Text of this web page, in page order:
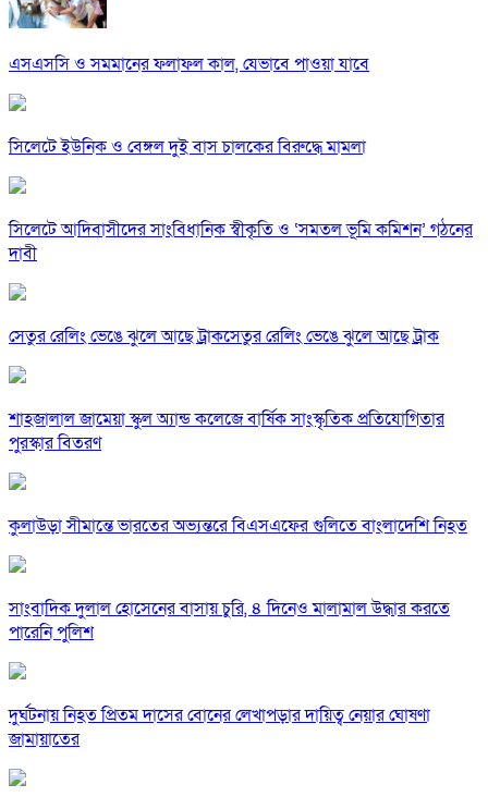
এসএসসি ও সমমানের ফলাফল কাল, যেভাবে পাওয়া যাবে
সিলেটে ইউনিক ও বেঙ্গল দুই বাস চালকের বিরুদ্ধে মামলা
সিলেটে আদিবাসীদের সাংবিধানিক স্বীকৃতি ও ‘সমতল ভূমি কমিশন’ গঠনের
দাবী
সেতুর রেলিং ভেঙে ঝুলে আছে ট্রাকসেতুর রেলিং ভেঙে ঝুলে আছে ট্রাক
শাহজালাল জামেয়া স্কুল অ্যান্ড কলেজে বার্ষিক সাংস্কৃতিক প্রতিযোগিতার
পুরস্কার বিতরণ
কুলাউড়া সীমান্তে ভারতের অভ্যন্তরে বিএসএফের গুলিতে বাংলাদেশি নিহত
সাংবাদিক দুলাল হোসেনের বাসায় চুরি, ৪ দিনেও মালামাল উদ্ধার করতে
পারেনি পুলিশ
দুর্ঘটনায় নিহত প্রিতম দাসের বোনের লেখাপড়ার দায়িত্ব নেয়ার ঘোষণা
জামায়াতের